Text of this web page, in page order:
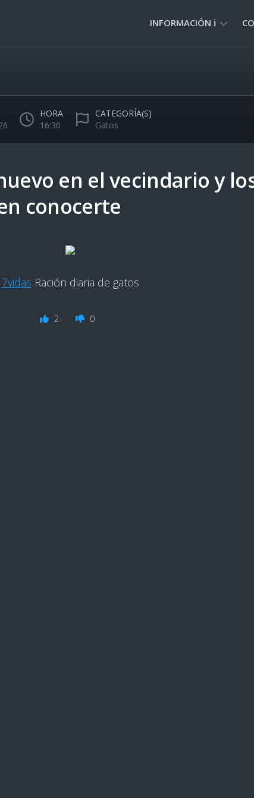
INFORMACIÓN ℹ️
NORMAS
HORA
16:30
CATEGORÍA(S)
Gatos
en el vecindario y
conocerte
7vidas Ración diaria de gatos
2 0